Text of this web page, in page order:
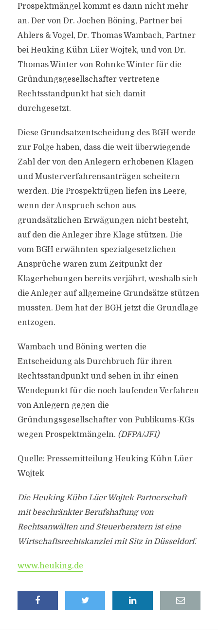
Prospektmängel kommt es dann nicht mehr
an. Der von Dr. Jochen Böning, Partner bei
Ahlers & Vogel, Dr. Thomas Wambach, Partner
bei Heuking Kühn Lüer Wojtek, und von Dr.
Thomas Winter von Rohnke Winter für die
Gründungsgesellschafter vertretene
Rechtsstandpunkt hat sich damit
durchgesetzt.
Diese Grundsatzentscheidung des BGH werde
zur Folge haben, dass die weit überwiegende
Zahl der von den Anlegern erhobenen Klagen
und Musterverfahrensanträgen scheitern
werden. Die Prospektrügen liefen ins Leere,
wenn der Anspruch schon aus
grundsätzlichen Erwägungen nicht besteht,
auf den die Anleger ihre Klage stützen. Die
vom BGH erwähnten spezialgesetzlichen
Ansprüche waren zum Zeitpunkt der
Klagerhebungen bereits verjährt, weshalb sich
die Anleger auf allgemeine Grundsätze stützen
mussten. Dem hat der BGH jetzt die Grundlage
entzogen.
Wambach und Böning werten die
Entscheidung als Durchbruch für ihren
Rechtsstandpunkt und sehen in ihr einen
Wendepunkt für die noch laufenden Verfahren
von Anlegern gegen die
Gründungsgesellschafter von Publikums-KGs
wegen Prospektmängeln. (DFPA/JF1)
Quelle: Pressemitteilung Heuking Kühn Lüer
Wojtek
Die Heuking Kühn Lüer Wojtek Partnerschaft
mit beschränkter Berufshaftung von
Rechtsanwälten und Steuerberatern ist eine
Wirtschaftsrechtskanzlei mit Sitz in Düsseldorf.
www.heuking.de